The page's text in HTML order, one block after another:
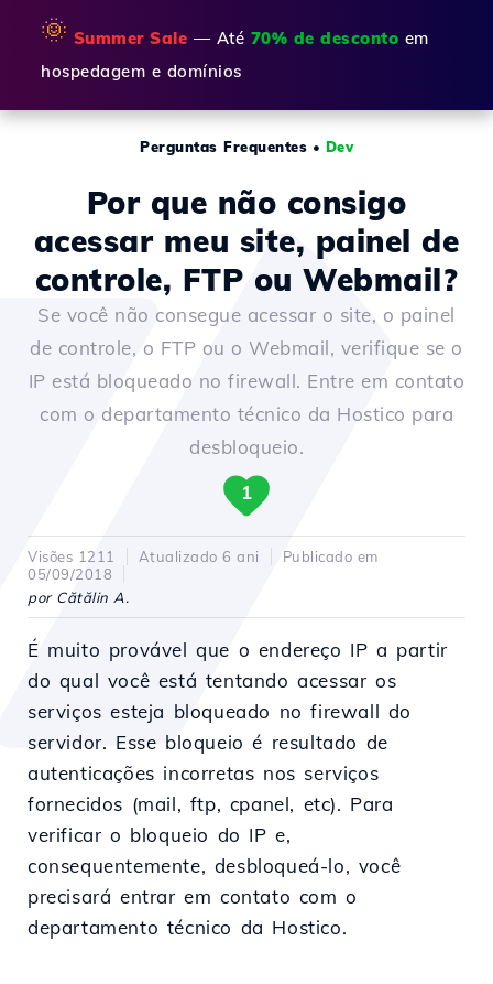
🌞 Summer Sale — Até 70% de desconto em
hospedagem e domínios
Perguntas Frequentes • Dev
Por que não consigo
acessar meu site, painel de
controle, FTP ou Webmail?
Se você não consegue acessar o site, o painel
de controle, o FTP ou o Webmail, verifique se o
IP está bloqueado no firewall. Entre em contato
com o departamento técnico da Hostico para
desbloqueio.
1
Visões 1211 Atualizado 6 ani
Publicado em
05/09/2018
por Cătălin A.
É muito provável que o endereço IP a partir
do qual você está tentando acessar os
serviços esteja bloqueado no firewall do
servidor. Esse bloqueio é resultado de
autenticações incorretas nos serviços
fornecidos (mail, ftp, cpanel, etc). Para
verificar o bloqueio do IP e,
consequentemente, desbloqueá-lo, você
precisará entrar em contato com o
departamento técnico da Hostico.